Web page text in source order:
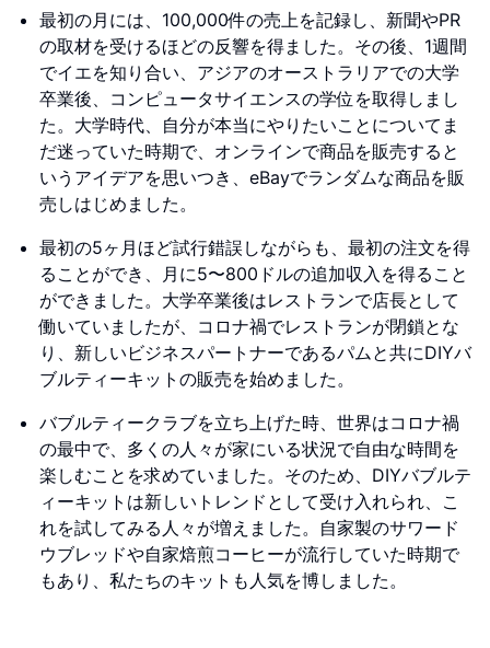
最初の月には、100,000件の売上を記録し、新聞やPR
の取材を受けるほどの反響を得ました。その後、1週間
でイエを知り合い、アジアのオーストラリアでの大学
卒業後、コンピュータサイエンスの学位を取得しまし
た。大学時代、自分が本当にやりたいことについてま
だ迷っていた時期で、オンラインで商品を販売すると
いうアイデアを思いつき、eBayでランダムな商品を販
売しはじめました。
最初の5ヶ月ほど試行錯誤しながらも、最初の注文を得
ることができ、月に5〜800ドルの追加収入を得ること
ができました。大学卒業後はレストランで店長として
働いていましたが、コロナ禍でレストランが閉鎖とな
り、新しいビジネスパートナーであるパムと共にDIYバ
ブルティーキットの販売を始めました。
バブルティークラブを立ち上げた時、世界はコロナ禍
の最中で、多くの人々が家にいる状況で自由な時間を
楽しむことを求めていました。そのため、DIYバブルテ
ィーキットは新しいトレンドとして受け入れられ、こ
れを試してみる人々が増えました。自家製のサワード
ウブレッドや自家焙煎コーヒーが流行していた時期で
もあり、私たちのキットも人気を博しました。